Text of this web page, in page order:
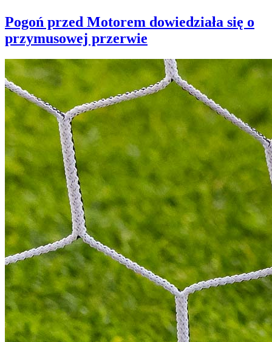
Pogoń przed Motorem dowiedziała się o
przymusowej przerwie